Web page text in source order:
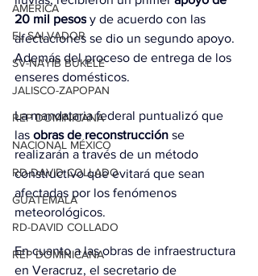
AMÉRICA
EL SALVADOR
SV-NAYIB BUKELE
JALISCO-ZAPOPAN
REP DOMINICANA
NACIONAL MÉXICO
RD-DAVID COLLADO
GUATEMALA
RD-DAVID COLLADO
REP DOMINICANA
20 mil pesos y de acuerdo con las
afectaciones se dio un segundo apoyo.
Además del proceso de entrega de los
enseres domésticos.
La mandataria federal puntualizó que
las obras de reconstrucción se
realizarán a través de un método
constructivo que evitará que sean
afectadas por los fenómenos
meteorológicos.
En cuanto a las obras de infraestructura
en Veracruz, el secretario de